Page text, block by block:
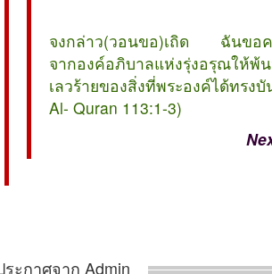
จงกล่าว(วอนขอ)เถิด ฉันขอ
จากองค์อภิบาลแห่งรุ่งอรุณให้
เลวร้ายของสิ่งที่พระองค์ได้ทรงบั
Al- Quran 113:1-3)
ระกาศจาก Admin